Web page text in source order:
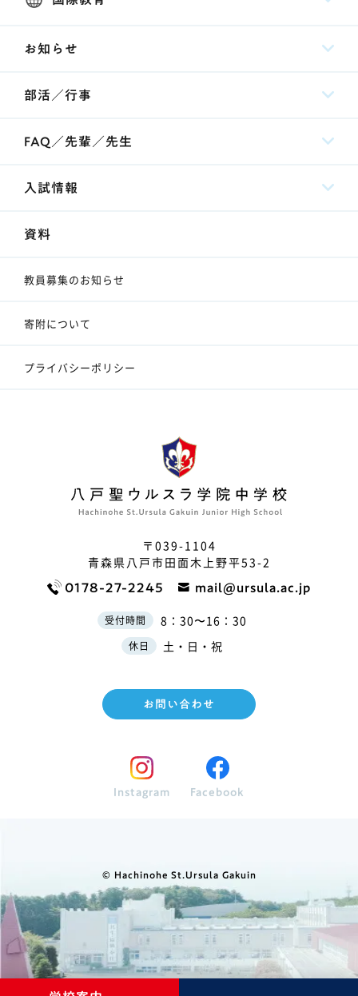
お知らせ
部活／行事
FAQ／先輩／先生
入試情報
資料
教員募集のお知らせ
寄附について
プライバシーポリシー
〒039-1104
青森県八戸市田面木上野平53-2
0178-27-2245 mail@ursula.ac.jp
受付時間 8：30〜16：30
休日 土・日・祝
お問い合わせ
Instagram Facebook
© Hachinohe St.Ursula Gakuin